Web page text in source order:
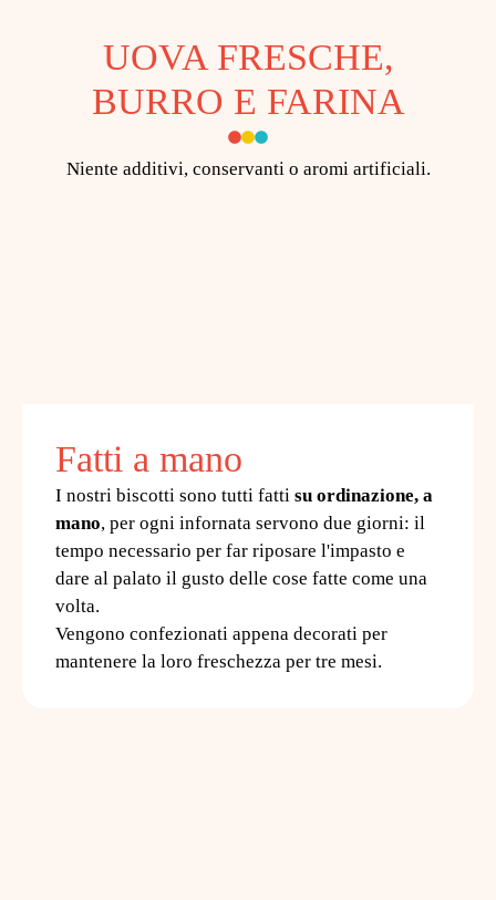
UOVA FRESCHE,
BURRO E FARINA
Niente additivi, conservanti o aromi artificiali.
Fatti a mano
I nostri biscotti sono tutti fatti su ordinazione, a
mano, per ogni infornata servono due giorni: il
tempo necessario per far riposare l'impasto e
dare al palato il gusto delle cose fatte come una
volta.
Vengono confezionati appena decorati per
mantenere la loro freschezza per tre mesi.